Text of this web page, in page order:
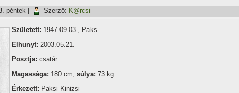
péntek Szerző: K@rcsi
Született: 1947.09.03., Paks
Elhunyt: 2003.05.21.
Posztja: csatár
Magassága: 180 cm, súlya: 73 kg
Érkezett: Paksi Kinizsi